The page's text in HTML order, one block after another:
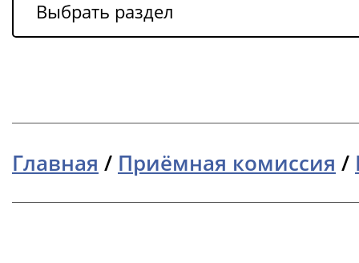
Выбрать раздел
Главная / Приёмная комиссия /